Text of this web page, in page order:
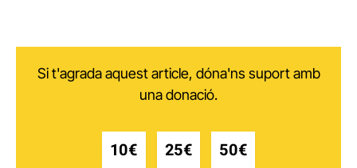
Si t'agrada aquest article, dóna'ns suport amb
una donació.
10€ 25€ 50€